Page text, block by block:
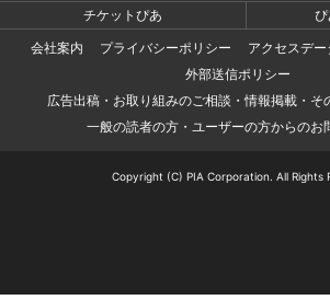
チケットぴあ
会社案内
プライバシーポリシー
アクセスデ
外部送信ポリシー
広告出稿・お取り組みのご相談・情報掲載・そ
一般の読者の方・ユーザーの方からのお
Copyright (C) PIA Corporation. All Rights